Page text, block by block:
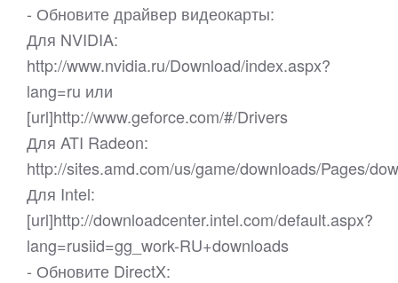
- Обновите драйвер видеокарты:
Для NVIDIA:
http://www.nvidia.ru/Download/index.aspx?
lang=ru или
[url]http://www.geforce.com/#/Drivers
Для ATI Radeon:
http://sites.amd.com/us/game/downloads/Pages/
Для Intel:
[url]http://downloadcenter.intel.com/default.aspx?
lang=rusiid=gg_work-RU+downloads
- Обновите DirectX: